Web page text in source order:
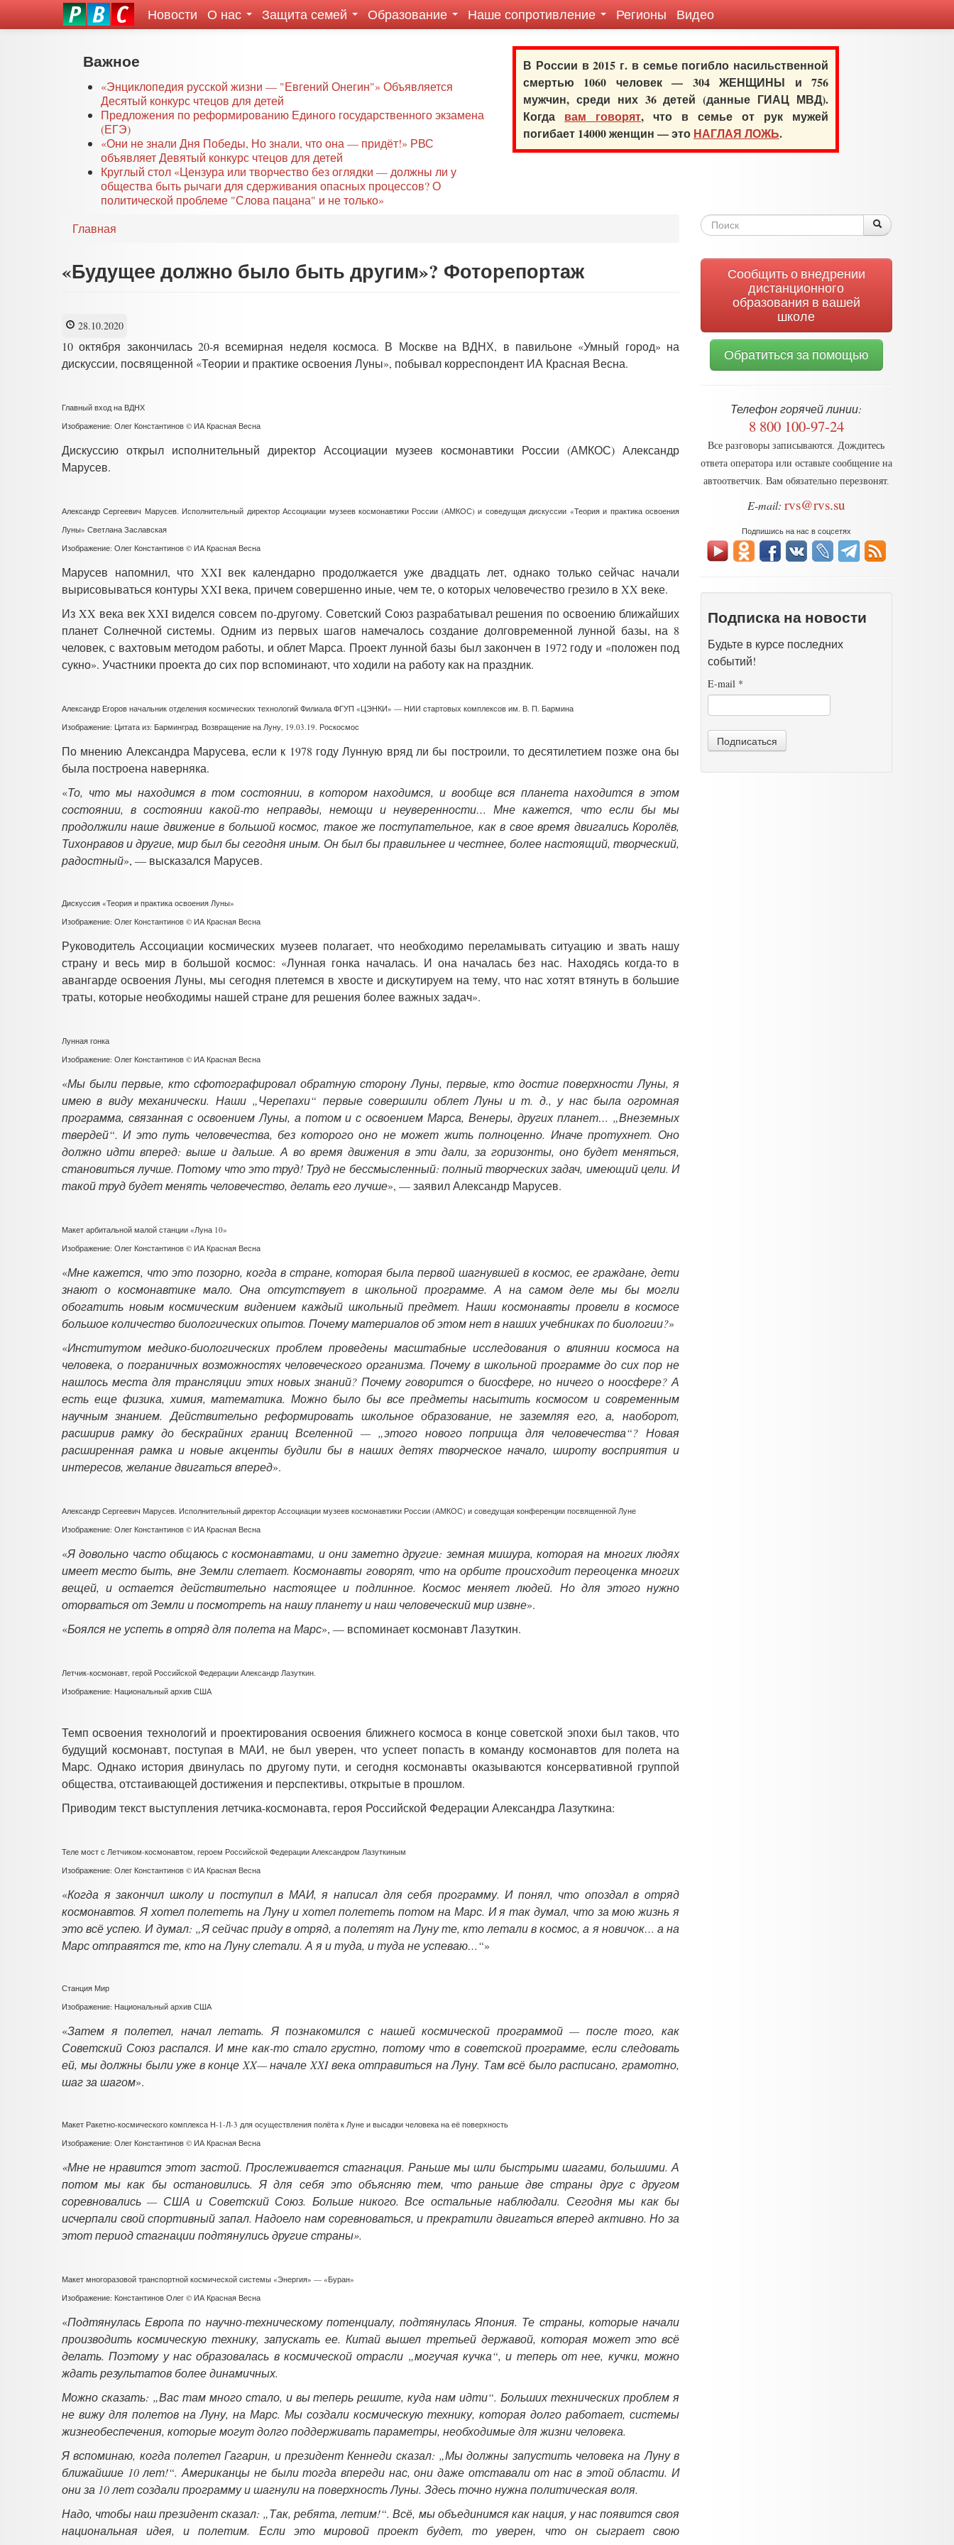
Новости О нас Защита семей Образование Наше сопротивление Регионы Видео
Важное
«Энциклопедия русской жизни — "Евгений Онегин"» Объявляется
Десятый конкурс чтецов для детей
Предложения по реформированию Единого государственного экзамена
(ЕГЭ)
«Они не знали Дня Победы, Но знали, что она — придёт!» РВС
объявляет Девятый конкурс чтецов для детей
Круглый стол «Цензура или творчество без оглядки — должны ли у
общества быть рычаги для сдерживания опасных процессов? О
политической проблеме "Слова пацана" и не только»
В России в 2015 г. в семье погибло насильственной
смертью 1060 человек — 304 ЖЕНЩИНЫ и 756
мужчин, среди них 36 детей (данные ГИАЦ МВД).
Когда вам говорят, что в семье от рук мужей
погибает 14000 женщин — это НАГЛАЯ ЛОЖЬ.
Главная
«Будущее должно было быть другим»? Фоторепортаж
28.10.2020
10 октября закончилась 20-я всемирная неделя космоса. В Москве на ВДНХ, в павильоне «Умный город» на
дискуссии, посвященной «Теории и практике освоения Луны», побывал корреспондент ИА Красная Весна.
Главный вход на ВДНХ
Изображение: Олег Константинов © ИА Красная Весна
Дискуссию открыл исполнительный директор Ассоциации музеев космонавтики России (АМКОС) Александр
Марусев.
Александр Сергеевич Марусев. Исполнительный директор Ассоциации музеев космонавтики России (АМКОС) и соведущая дискуссии «Теория и практика освоения
Луны» Светлана Заславская
Изображение: Олег Константинов © ИА Красная Весна
Марусев напомнил, что XXI век календарно продолжается уже двадцать лет, однако только сейчас начали
вырисовываться контуры XXI века, причем совершенно иные, чем те, о которых человечество грезило в XX веке.
Из XX века век XXI виделся совсем по-другому. Советский Союз разрабатывал решения по освоению ближайших
планет Солнечной системы. Одним из первых шагов намечалось создание долговременной лунной базы, на 8
человек, с вахтовым методом работы, и облет Марса. Проект лунной базы был закончен в 1972 году и «положен под
сукно». Участники проекта до сих пор вспоминают, что ходили на работу как на праздник.
Александр Егоров начальник отделения космических технологий Филиала ФГУП «ЦЭНКИ» — НИИ стартовых комплексов им. В. П. Бармина
Изображение: Цитата из: Барминград. Возвращение на Луну, 19.03.19. Роскосмос
По мнению Александра Марусева, если к 1978 году Лунную вряд ли бы построили, то десятилетием позже она бы
была построена наверняка.
«То, что мы находимся в том состоянии, в котором находимся, и вообще вся планета находится в этом
состоянии, в состоянии какой-то неправды, немощи и неуверенности… Мне кажется, что если бы мы
продолжили наше движение в большой космос, такое же поступательное, как в свое время двигались Королёв,
Тихонравов и другие, мир был бы сегодня иным. Он был бы правильнее и честнее, более настоящий, творческий,
радостный», — высказался Марусев.
Дискуссия «Теория и практика освоения Луны»
Изображение: Олег Константинов © ИА Красная Весна
Руководитель Ассоциации космических музеев полагает, что необходимо переламывать ситуацию и звать нашу
страну и весь мир в большой космос: «Лунная гонка началась. И она началась без нас. Находясь когда-то в
авангарде освоения Луны, мы сегодня плетемся в хвосте и дискутируем на тему, что нас хотят втянуть в большие
траты, которые необходимы нашей стране для решения более важных задач».
Лунная гонка
Изображение: Олег Константинов © ИА Красная Весна
«Мы были первые, кто сфотографировал обратную сторону Луны, первые, кто достиг поверхности Луны, я
имею в виду механически. Наши „Черепахи“ первые совершили облет Луны и т. д., у нас была огромная
программа, связанная с освоением Луны, а потом и с освоением Марса, Венеры, других планет… „Внеземных
твердей“. И это путь человечества, без которого оно не может жить полноценно. Иначе протухнет. Оно
должно идти вперед: выше и дальше. А во время движения в эти дали, за горизонты, оно будет меняться,
становиться лучше. Потому что это труд! Труд не бессмысленный: полный творческих задач, имеющий цели. И
такой труд будет менять человечество, делать его лучше», — заявил Александр Марусев.
Макет арбитальной малой станции «Луна 10»
Изображение: Олег Константинов © ИА Красная Весна
«Мне кажется, что это позорно, когда в стране, которая была первой шагнувшей в космос, ее граждане, дети
знают о космонавтике мало. Она отсутствует в школьной программе. А на самом деле мы бы могли
обогатить новым космическим видением каждый школьный предмет. Наши космонавты провели в космосе
большое количество биологических опытов. Почему материалов об этом нет в наших учебниках по биологии?»
«Институтом медико-биологических проблем проведены масштабные исследования о влиянии космоса на
человека, о пограничных возможностях человеческого организма. Почему в школьной программе до сих пор не
нашлось места для трансляции этих новых знаний? Почему говорится о биосфере, но ничего о ноосфере? А
есть еще физика, химия, математика. Можно было бы все предметы насытить космосом и современным
научным знанием. Действительно реформировать школьное образование, не заземляя его, а, наоборот,
расширив рамку до бескрайних границ Вселенной — „этого нового поприща для человечества“? Новая
расширенная рамка и новые акценты будили бы в наших детях творческое начало, широту восприятия и
интересов, желание двигаться вперед».
Александр Сергеевич Марусев. Исполнительный директор Ассоциации музеев космонавтики России (АМКОС) и соведущая конференции посвященной Луне
Изображение: Олег Константинов © ИА Красная Весна
«Я довольно часто общаюсь с космонавтами, и они заметно другие: земная мишура, которая на многих людях
имеет место быть, вне Земли слетает. Космонавты говорят, что на орбите происходит переоценка многих
вещей, и остается действительно настоящее и подлинное. Космос меняет людей. Но для этого нужно
оторваться от Земли и посмотреть на нашу планету и наш человеческий мир извне».
«Боялся не успеть в отряд для полета на Марс», — вспоминает космонавт Лазуткин.
Летчик-космонавт, герой Российской Федерации Александр Лазуткин.
Изображение: Национальный архив США
Темп освоения технологий и проектирования освоения ближнего космоса в конце советской эпохи был таков, что
будущий космонавт, поступая в МАИ, не был уверен, что успеет попасть в команду космонавтов для полета на
Марс. Однако история двинулась по другому пути, и сегодня космонавты оказываются консервативной группой
общества, отстаивающей достижения и перспективы, открытые в прошлом.
Приводим текст выступления летчика-космонавта, героя Российской Федерации Александра Лазуткина:
Теле мост с Летчиком-космонавтом, героем Российской Федерации Александром Лазуткиным
Изображение: Олег Константинов © ИА Красная Весна
«Когда я закончил школу и поступил в МАИ, я написал для себя программу. И понял, что опоздал в отряд
космонавтов. Я хотел полететь на Луну и хотел полететь потом на Марс. И я так думал, что за мою жизнь я
это всё успею. И думал: „Я сейчас приду в отряд, а полетят на Луну те, кто летали в космос, а я новичок… а на
Марс отправятся те, кто на Луну слетали. А я и туда, и туда не успеваю…“»
Станция Мир
Изображение: Национальный архив США
«Затем я полетел, начал летать. Я познакомился с нашей космической программой — после того, как
Советский Союз распался. И мне как-то стало грустно, потому что в советской программе, если следовать
ей, мы должны были уже в конце XX— начале XXI века отправиться на Луну. Там всё было расписано, грамотно,
шаг за шагом».
Макет Ракетно-космического комплекса Н-1-Л-3 для осуществления полёта к Луне и высадки человека на её поверхность
Изображение: Олег Константинов © ИА Красная Весна
«Мне не нравится этот застой. Прослеживается стагнация. Раньше мы шли быстрыми шагами, большими. А
потом мы как бы остановились. Я для себя это объясняю тем, что раньше две страны друг с другом
соревновались — США и Советский Союз. Больше никого. Все остальные наблюдали. Сегодня мы как бы
исчерпали свой спортивный запал. Надоело нам соревноваться, и прекратили двигаться вперед активно. Но за
этот период стагнации подтянулись другие страны».
Макет многоразовой транспортной космической системы «Энергия» — «Буран»
Изображение: Константинов Олег © ИА Красная Весна
«Подтянулась Европа по научно-техническому потенциалу, подтянулась Япония. Те страны, которые начали
производить космическую технику, запускать ее. Китай вышел третьей державой, которая может это всё
делать. Поэтому у нас образовалась в космической отрасли „могучая кучка“, и теперь от нее, кучки, можно
ждать результатов более динамичных.
Можно сказать: „Вас там много стало, и вы теперь решите, куда нам идти“. Больших технических проблем я
не вижу для полетов на Луну, на Марс. Мы создали космическую технику, которая долго работает, системы
жизнеобеспечения, которые могут долго поддерживать параметры, необходимые для жизни человека.
Я вспоминаю, когда полетел Гагарин, и президент Кеннеди сказал: „Мы должны запустить человека на Луну в
ближайшие 10 лет!“. Американцы не были тогда впереди нас, они даже отставали от нас в этой области. И
они за 10 лет создали программу и шагнули на поверхность Луны. Здесь точно нужна политическая воля.
Надо, чтобы наш президент сказал: „Так, ребята, летим!“. Всё, мы объединимся как нация, у нас появится своя
национальная идея, и полетим. Если это мировой проект будет, то уверен, что он сыграет свою
Форма
Поиск
Сообщить о внедрении
дистанционного
образования в вашей
школе
Обратиться за помощью
Телефон горячей линии:
8 800 100-97-24
Все разговоры записываются. Дождитесь
ответа оператора или оставьте сообщение на
автоответчик. Вам обязательно перезвонят.
E-mail: rvs@rvs.su
Подпишись на нас в соцсетях
Подписка на новости
Будьте в курсе последних
событий!
E-mail *
Подписаться